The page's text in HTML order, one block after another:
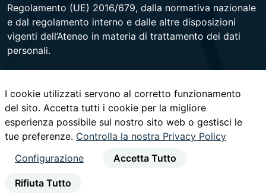
Regolamento (UE) 2016/679, dalla normativa nazionale
e dal regolamento interno e dalle altre disposizioni
vigenti dell’Ateneo in materia di trattamento dei dati
personali.
Università degli Studi di Napoli Federico II
Corso Umberto I 40 - 80138 Napoli - Centralino +39
081 2531111 -www.contactcenter.unina.it- C.F.
00876220633 - PEC ateneo@pec.unina.it
I cookie utilizzati servono al corretto funzionamento
del sito. Accetta tutti i cookie per la migliore
esperienza possibile sul nostro sito web o gestisci le
tue preferenze. Controlla la nostra Privacy Policy
Configurazione
Accetta Tutto
Rifiuta Tutto